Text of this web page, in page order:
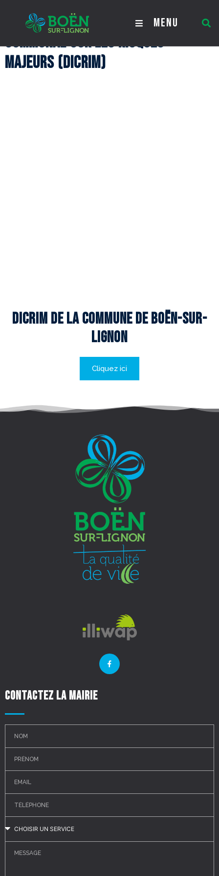
MENU
Document d’information
communal sur les risques
majeurs (DICRIM)
DICRIM DE LA COMMUNE DE BOËN-SUR-
LIGNON
Cliquez ici
Contactez la mairie